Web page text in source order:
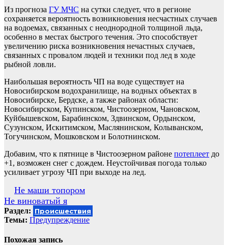
Из прогноза ГУ МЧС на сутки следует, что в регионе
сохраняется вероятность возникновения несчастных случаев
на водоемах, связанных с неоднородной толщиной льда,
особенно в местах быстрого течения. Это способствует
увеличению риска возникновения нечастных случаев,
связанных с провалом людей и техники под лед в ходе
рыбной ловли.
Наибольшая вероятность ЧП на воде существует на
Новосибирском водохранилище, на водных объектах в
Новосибирске, Бердске, а также районах области:
Новосибирском, Купинском, Чистоозерном, Чановском,
Куйбышевском, Барабинском, Здвинском, Ордынском,
Сузунском, Искитимском, Маслянинском, Колыванском,
Тогучинском, Мошковском и Болотнинском.
Добавим, что к пятнице в Чистоозерном районе потеплеет до
+1, возможен снег с дождем. Неустойчивая погода только
усиливает угрозу ЧП при выходе на лед.
Навигация
по
записям
Не маши топором
Не виноватый я
Раздел: Происшествия
Темы: Предупреждение
Похожая запись